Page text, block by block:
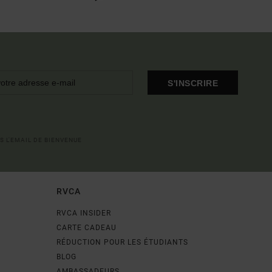
S'INSCRIRE
RVCA
RVCA INSIDER
CARTE CADEAU
RÉDUCTION POUR LES ÉTUDIANTS
BLOG